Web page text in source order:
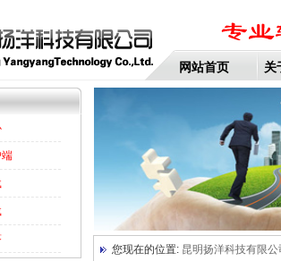
网站首页 关
您现在的位置:昆明扬洋科技有限公